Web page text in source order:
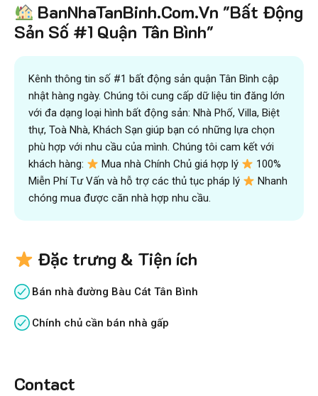
BanNhaTanBinh.Com.Vn "Bất Động
Sản Số #1 Quận Tân Bình"
Kênh thông tin số #1 bất động sản quận Tân Bình cập
nhật hàng ngày. Chúng tôi cung cấp dữ liệu tin đăng lớn
với đa dạng loại hình bất động sản: Nhà Phố, Villa, Biệt
thự, Toà Nhà, Khách Sạn giúp bạn có những lựa chọn
phù hợp với nhu cầu của mình. Chúng tôi cam kết với
khách hàng:
Mua nhà Chính Chủ giá hợp lý
100%
Miễn Phí Tư Vấn và hỗ trợ các thủ tục pháp lý
Nhanh
chóng mua được căn nhà hợp nhu cầu.
Đặc trưng & Tiện ích
Bán nhà đường Bàu Cát Tân Bình
Chính chủ cần bán nhà gấp
Contact